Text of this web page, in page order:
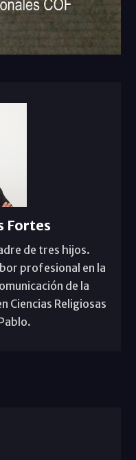
Fortes
de tres hijos.
profesional en la
de la
Ciencias Religiosas